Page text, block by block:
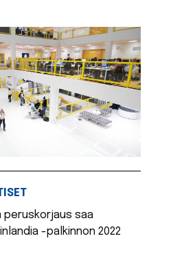
peruskorjaus saa
-palkinnon 2022